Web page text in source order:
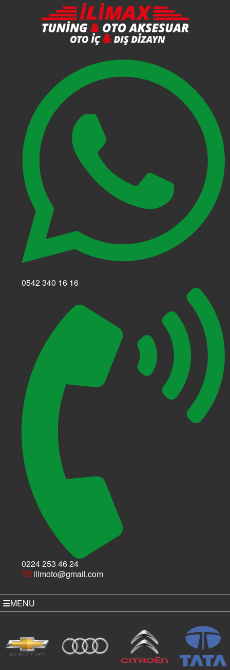
0542 340 16 16
0224 253 46 24
ilimoto@gmail.com
MENU